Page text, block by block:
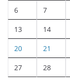
6 7
13 14
20 21
27 28